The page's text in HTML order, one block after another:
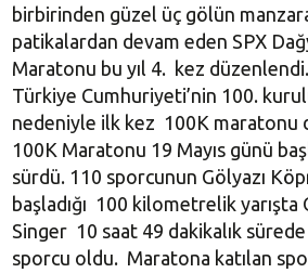
birbirinden güzel üç gölün
patikalardan devam eden SPX
Maratonu bu yıl 4. kez
Türkiye Cumhuriyeti’nin 100.
nedeniyle ilk kez 100K maratonu
100K Maratonu 19 Mayıs günü
sürdü. 110 sporcunun Gölyazı
başladığı 100 kilometrelik yarışta
Singer 10 saat 49 dakikalık
sporcu oldu. Maratona katılan